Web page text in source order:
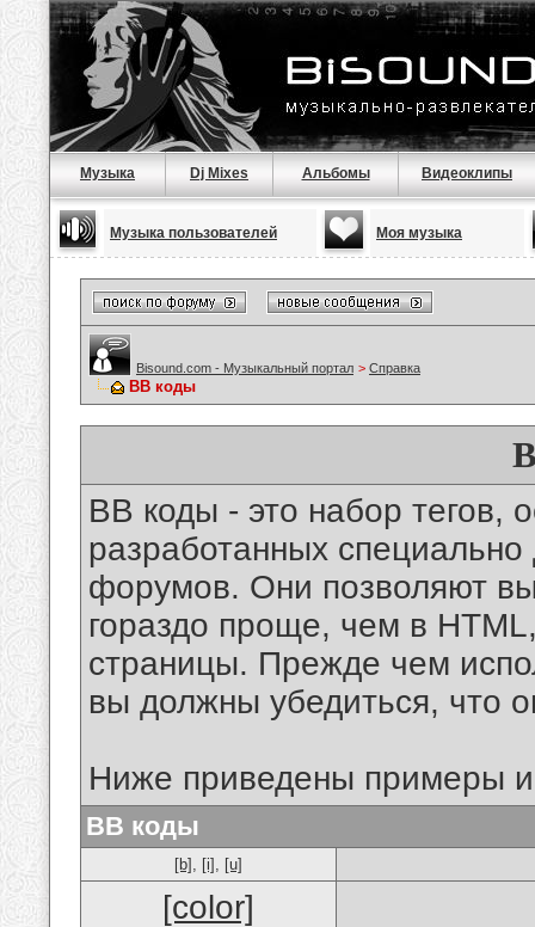
Музыка Dj Mixes Альбомы Видеоклипы
Музыка пользователей Моя музыка
Bisound.com - Музыкальный портал > Справка
BB коды
BB коды - это набор тегов,
разработанных
форумов. Они позволяют
гораздо проще, чем в
страницы. Прежде чем
вы должны убедиться, что
Ниже приведены примеры
BB коды
[b] , [i] , [u]
[color]